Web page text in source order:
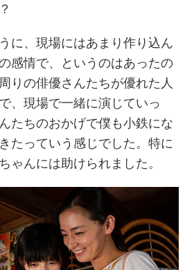
に、現場にはあまり作り込ん
感情で、というのはあったの
りの俳優さんたちが優れた人
、現場で一緒に演じていっ
たちのおかげで僕も小鉄にな
たっていう感じでした。特に
ゃんには助けられました。